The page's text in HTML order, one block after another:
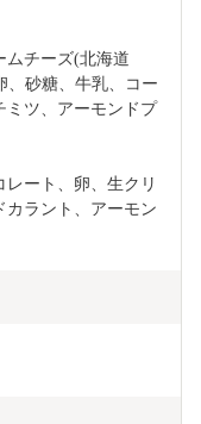
ムチーズ(北海道
、砂糖、牛乳、コー
ミツ、アーモンドプ
レート、卵、生クリ
カラント、アーモン